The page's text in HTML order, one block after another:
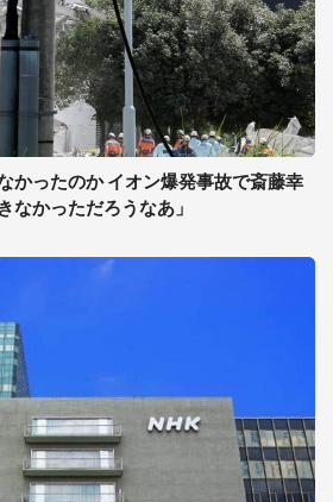
かったのか イオン爆発事故で斎藤幸
なかっただろうなあ」